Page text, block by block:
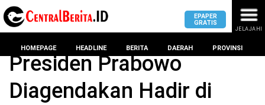
MASUK
EPAPER
GRATIS
JELAJAHI
HOMEPAGE HEADLINE BERITA DAERAH PROVINSI
Presiden Prabowo
Diagendakan Hadir di